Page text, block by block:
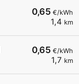
0,65 €/kWh
1,4 km
0,65 €/kWh
1,7 km